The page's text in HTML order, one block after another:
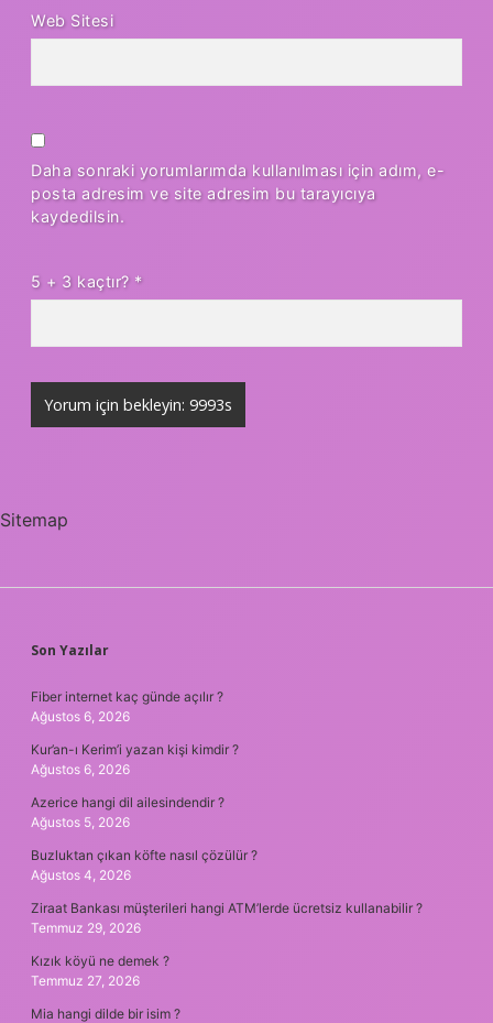
Web Sitesi
Daha sonraki yorumlarımda kullanılması için adım, e-
posta adresim ve site adresim bu tarayıcıya
kaydedilsin.
5 + 3 kaçtır? *
Sitemap
SIDEBAR
Son Yazılar
Fiber internet kaç günde açılır ?
Ağustos 6, 2026
Kur’an-ı Kerim’i yazan kişi kimdir ?
Ağustos 6, 2026
Azerice hangi dil ailesindendir ?
Ağustos 5, 2026
Buzluktan çıkan köfte nasıl çözülür ?
Ağustos 4, 2026
Ziraat Bankası müşterileri hangi ATM’lerde ücretsiz kullanabilir ?
Temmuz 29, 2026
Kızık köyü ne demek ?
Temmuz 27, 2026
Mia hangi dilde bir isim ?